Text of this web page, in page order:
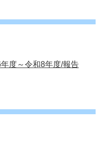
度～令和8年度/報告